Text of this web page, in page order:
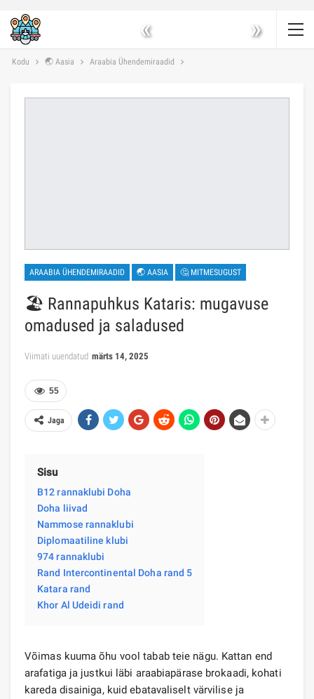
« »
Kodu 🌏 Aasia Araabia Ühendemiraadid
ARAABIA ÜHENDEMIRAADID 🌏 AASIA 🤔 MITMESUGUST
🏖️ Rannapuhkus Kataris: mugavuse
omadused ja saladused
Viimati uuendatud märts 14, 2025
55
Jaga
Sisu
B12 rannaklubi Doha
Doha liivad
Nammose rannaklubi
Diplomaatiline klubi
974 rannaklubi
Rand Intercontinental Doha rand 5
Katara rand
Khor Al Udeidi rand
Võimas kuuma õhu vool tabab teie nägu. Kattan end
arafatiga ja justkui läbi araabiapärase brokaadi, kohati
kareda disainiga, kuid ebatavaliselt värvilise ja